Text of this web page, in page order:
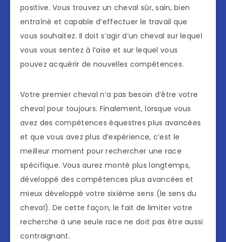
positive. Vous trouvez un cheval sûr, sain, bien
entraîné et capable d’effectuer le travail que
vous souhaitez. Il doit s’agir d’un cheval sur lequel
vous vous sentez à l’aise et sur lequel vous
pouvez acquérir de nouvelles compétences.
Votre premier cheval n’a pas besoin d’être votre
cheval pour toujours. Finalement, lorsque vous
avez des compétences équestres plus avancées
et que vous avez plus d’expérience, c’est le
meilleur moment pour rechercher une race
spécifique. Vous aurez monté plus longtemps,
développé des compétences plus avancées et
mieux développé votre sixième sens (le sens du
cheval). De cette façon, le fait de limiter votre
recherche à une seule race ne doit pas être aussi
contraignant.